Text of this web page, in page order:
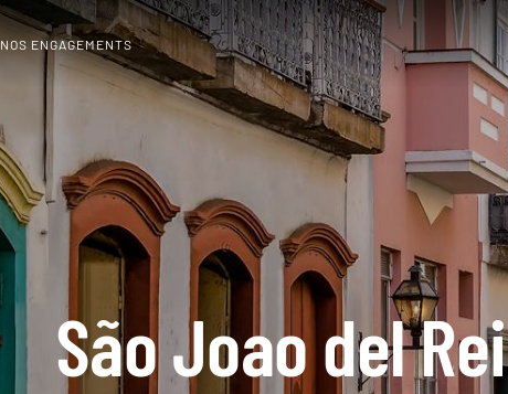
NOS ENGAGEMENTS
São Joao del Rei